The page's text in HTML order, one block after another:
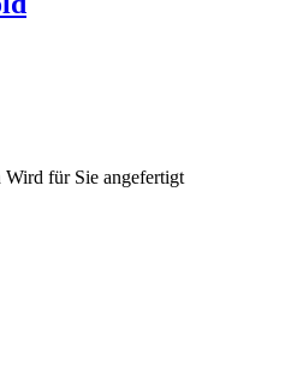
Wird für Sie angefertigt